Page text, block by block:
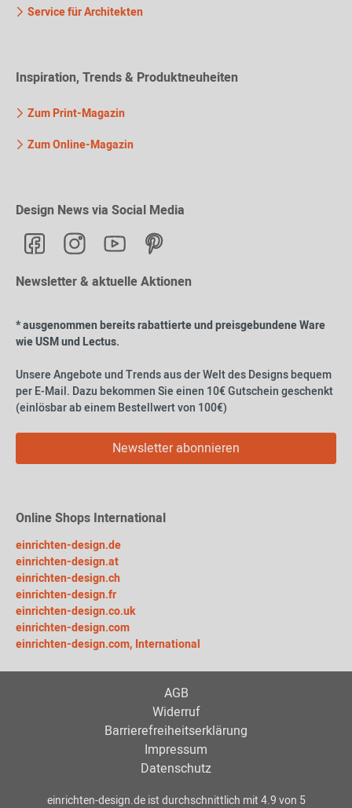
Service für Architekten
Inspiration, Trends & Produktneuheiten
Zum Print-Magazin
Zum Online-Magazin
Design News via Social Media
Newsletter & aktuelle Aktionen
* ausgenommen bereits rabattierte und preisgebundene Ware
wie USM und Lectus.
Unsere Angebote und Trends aus der Welt des Designs bequem
per E-Mail. Dazu bekommen Sie einen 10€ Gutschein geschenkt
(einlösbar ab einem Bestellwert von 100€)
Newsletter abonnieren
Online Shops International
einrichten-design.de
einrichten-design.at
einrichten-design.ch
einrichten-design.fr
einrichten-design.co.uk
einrichten-design.com
einrichten-design.com, International
AGB
Widerruf
Barrierefreiheitserklärung
Impressum
Datenschutz
einrichten-design.deist durchschnittlich mit4.9von 5